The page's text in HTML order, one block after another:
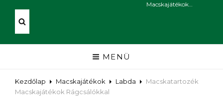
Macskajátékok…
MENÜ
Kezdőlap Macskajátékok Labda
Macskatartozék
Macskajátékok Rágcsálókkal